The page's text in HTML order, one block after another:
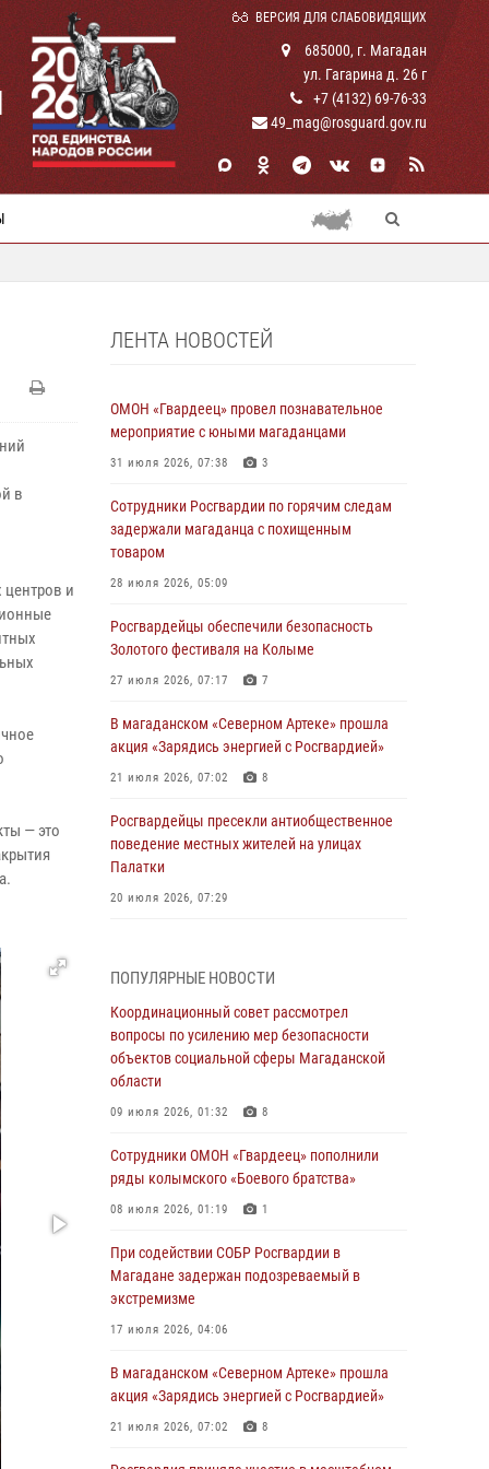
ВЕРСИЯ ДЛЯ СЛАБОВИДЯЩИХ
685000, г. Магадан
ул. Гагарина д. 26 г
+7 (4132) 69-76-33
49_mag@rosguard.gov.ru
в
и
— это
ЛЕНТА НОВОСТЕЙ
ОМОН «Гвардеец» провел познавательное
мероприятие с юными магаданцами
31 июля 2026, 07:38 3
Сотрудники Росгвардии по горячим следам
задержали магаданца с похищенным
товаром
28 июля 2026, 05:09
Росгвардейцы обеспечили безопасность
Золотого фестиваля на Колыме
27 июля 2026, 07:17 7
В магаданском «Северном Артеке» прошла
акция «Зарядись энергией с Росгвардией»
21 июля 2026, 07:02 8
Росгвардейцы пресекли антиобщественное
поведение местных жителей на улицах
Палатки
20 июля 2026, 07:29
подшефных кадет с победой в «Зарнице 2.0»
20 июля 2026, 04:02 8
При содействии СОБР Росгвардии в
Магадане задержан подозреваемый в
экстремизме
«Каникулы с Росгвардией» продолжаются на
Колыме
Начальник Главного штаба – первый
заместитель директора Росгвардии Герой
России генерал-полковник Сергей Бойко
профессиональным праздником
15 июля 2026, 06:21
ПОПУЛЯРНЫЕ НОВОСТИ
Координационный совет рассмотрел
вопросы по усилению мер безопасности
объектов социальной сферы Магаданской
области
09 июля 2026, 01:32 8
Сотрудники ОМОН «Гвардеец» пополнили
ряды колымского «Боевого братства»
08 июля 2026, 01:19 1
При содействии СОБР Росгвардии в
Магадане задержан подозреваемый в
экстремизме
17 июля 2026, 04:06
В магаданском «Северном Артеке» прошла
акция «Зарядись энергией с Росгвардией»
21 июля 2026, 07:02 8